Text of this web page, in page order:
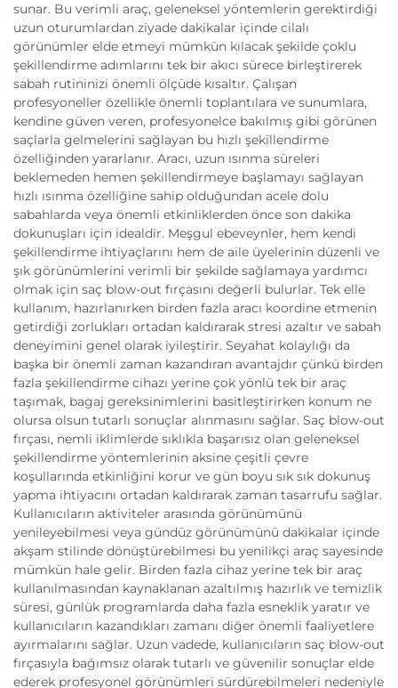
sunar. Bu verimli araç, geleneksel yöntemlerin gerektirdiği
uzun oturumlardan ziyade dakikalar içinde cilalı
görünümler elde etmeyi mümkün kılacak şekilde çoklu
şekillendirme adımlarını tek bir akıcı sürece birleştirerek
sabah rutininizi önemli ölçüde kısaltır. Çalışan
profesyoneller özellikle önemli toplantılara ve sunumlara,
kendine güven veren, profesyonelce bakılmış gibi görünen
saçlarla gelmelerini sağlayan bu hızlı şekillendirme
özelliğinden yararlanır. Aracı, uzun ısınma süreleri
beklemeden hemen şekillendirmeye başlamayı sağlayan
hızlı ısınma özelliğine sahip olduğundan acele dolu
sabahlarda veya önemli etkinliklerden önce son dakika
dokunuşları için idealdir. Meşgul ebeveynler, hem kendi
şekillendirme ihtiyaçlarını hem de aile üyelerinin düzenli ve
şık görünümlerini verimli bir şekilde sağlamaya yardımcı
olmak için saç blow-out fırçasını değerli bulurlar. Tek elle
kullanım, hazırlanırken birden fazla aracı koordine etmenin
getirdiği zorlukları ortadan kaldırarak stresi azaltır ve sabah
deneyimini genel olarak iyileştirir. Seyahat kolaylığı da
başka bir önemli zaman kazandıran avantajdır çünkü birden
fazla şekillendirme cihazı yerine çok yönlü tek bir araç
taşımak, bagaj gereksinimlerini basitleştirirken konum ne
olursa olsun tutarlı sonuçlar alınmasını sağlar. Saç blow-out
fırçası, nemli iklimlerde sıklıkla başarısız olan geleneksel
şekillendirme yöntemlerinin aksine çeşitli çevre
koşullarında etkinliğini korur ve gün boyu sık sık dokunuş
yapma ihtiyacını ortadan kaldırarak zaman tasarrufu sağlar.
Kullanıcıların aktiviteler arasında görünümünü
yenileyebilmesi veya gündüz görünümünü dakikalar içinde
akşam stilinde dönüştürebilmesi bu yenilikçi araç sayesinde
mümkün hale gelir. Birden fazla cihaz yerine tek bir araç
kullanılmasından kaynaklanan azaltılmış hazırlık ve temizlik
süresi, günlük programlarda daha fazla esneklik yaratır ve
kullanıcıların kazandıkları zamanı diğer önemli faaliyetlere
ayırmalarını sağlar. Uzun vadede, kullanıcıların saç blow-out
fırçasıyla bağımsız olarak tutarlı ve güvenilir sonuçlar elde
ederek profesyonel görünümleri sürdürebilmeleri nedeniyle